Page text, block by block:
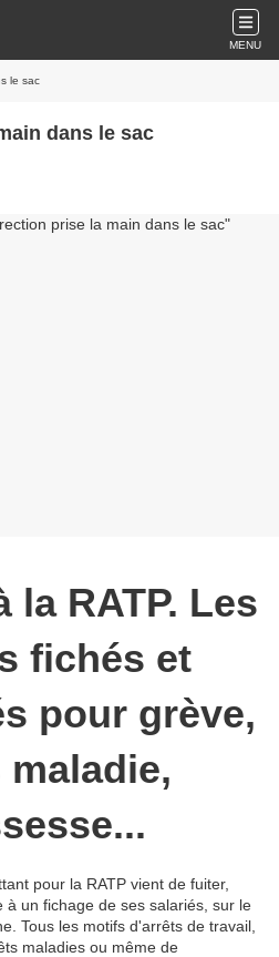
MENU
le sac
dans le sac
la RATP. Les
fichés et
pour grève,
pour la RATP vient de fuiter,
à un fichage de ses salariés, sur le
Tous les motifs d'arrêts de travail,
maladies ou même de